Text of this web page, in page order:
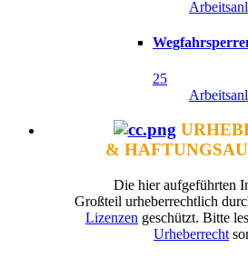
25
&
Die hier aufgeführten
Großteil urheberrechtlich
Lizenzen geschützt. Bitte
Urheberrecht